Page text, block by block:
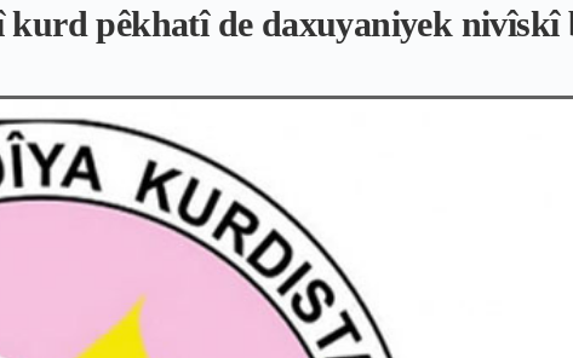
kurd pêkhatî de daxuyaniyek nivîskî